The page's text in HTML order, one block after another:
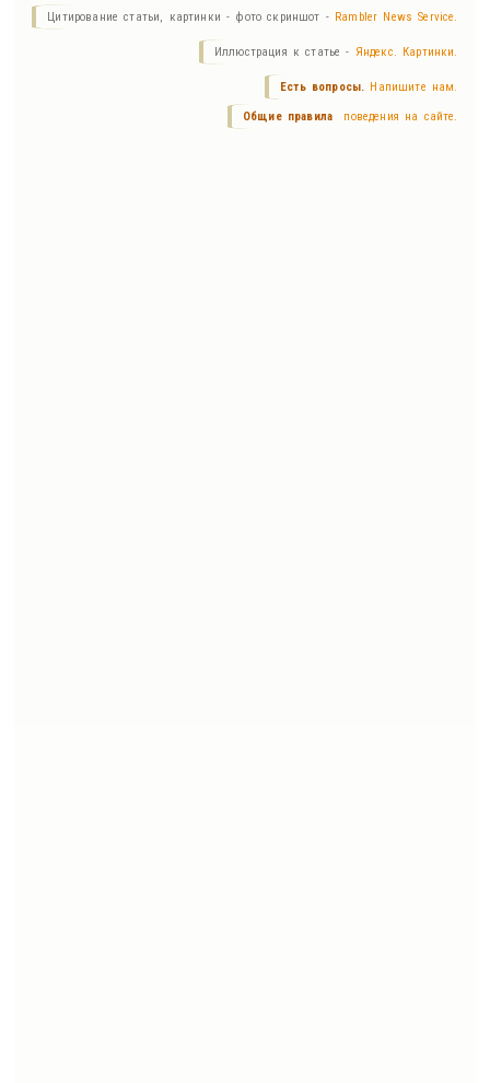
Цитирование статьи, картинки - фото скриншот - Rambler News Service.
Иллюстрация к статье - Яндекс. Картинки.
Есть вопросы. Напишите нам.
Общие правила поведения на сайте.